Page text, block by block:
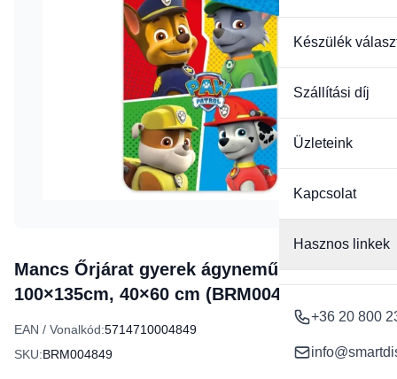
Készülék
Szállítási díj
Üzleteink
Kapcsolat
Hasznos linkek
+36 20 800
Mancs Őrjárat gyerek ágyneműhuzat
100×135cm, 40×60 cm (BRM004849)
EAN / Vonalkód:5714710004849
SKU:BRM004849